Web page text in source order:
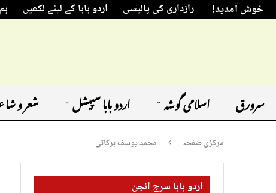
خوش آمدید! رازداری کی پالیسی اردو بابا کے لیئے لکھیں
سرورق اسلامی گوشہ اردو بابا سپیشل شعر و
مرکزی صفحہ محمد یوسف برکاتی
اردو بابا سرچ انجن